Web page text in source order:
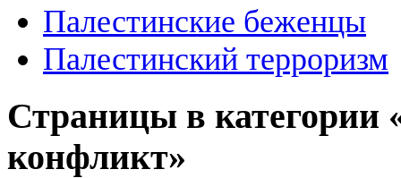
Палестинские беженцы
Палестинский терроризм
Страницы в категории
конфликт»